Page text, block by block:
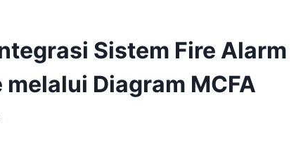
Sistem Fire Alarm
Diagram MCFA